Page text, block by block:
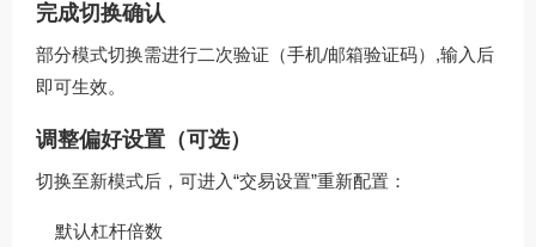
完成切换确认
部分模式切换需进行二次验证（手机/邮箱验证码）,输入后
即可生效。
调整偏好设置（可选）
切换至新模式后，可进入“交易设置”重新配置：
默认杠杆倍数